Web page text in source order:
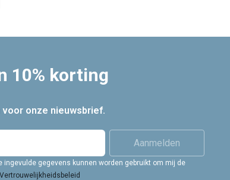
10% korting
onze nieuwsbrief.
gegevens kunnen worden gebruikt om mij de
Vertrouwelijkheidsbeleid
Aanmelden